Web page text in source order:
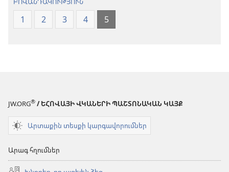
1 2 3 4 5
JW.ORG® / ԵՀՈՎԱՅԻ ՎԿԱՆԵՐԻ ՊԱՇՏՈՆԱԿԱՆ ԿԱՅՔ
Արտաքին տեսքի կարգավորումներ
Արագ հղումներ